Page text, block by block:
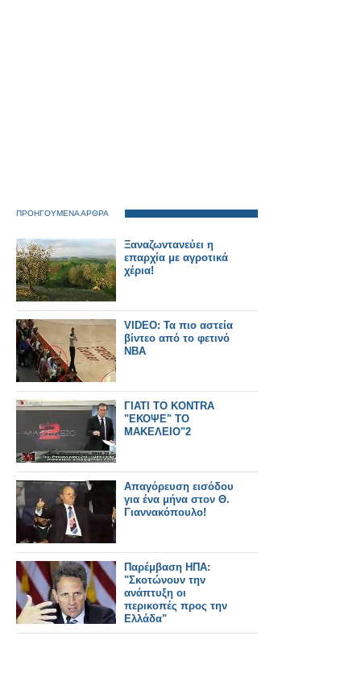
ΠΡΟΗΓΟΥΜΕΝΑ ΑΡΘΡΑ
Ξαναζωντανεύει η
επαρχία με αγροτικά
χέρια!
VIDEO: Τα πιο αστεία
βίντεο από το φετινό
NBA
ΓΙΑΤΙ ΤΟ KONTRA
"EΚΟΨΕ" ΤΟ
ΜΑΚΕΛΕΙΟ"2
Απαγόρευση εισόδου
για ένα μήνα στον Θ.
Γιαννακόπουλο!
Παρέμβαση ΗΠΑ:
"Σκοτώνουν την
ανάπτυξη οι
περικοπές προς την
Ελλάδα"